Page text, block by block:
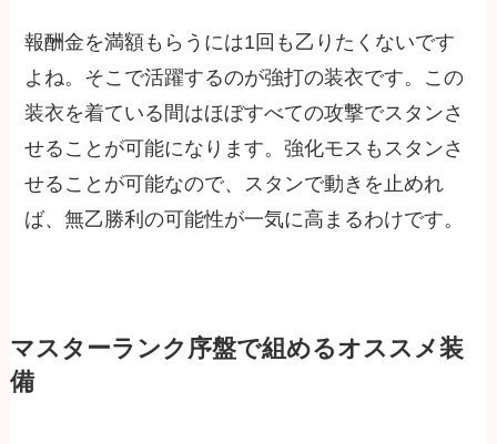
報酬金を満額もらうには1回も乙りたくないです
よね。そこで活躍するのが強打の装衣です。この
装衣を着ている間はほぼすべての攻撃でスタンさ
せることが可能になります。強化モスもスタンさ
せることが可能なので、スタンで動きを止めれ
ば、無乙勝利の可能性が一気に高まるわけです。
マスターランク序盤で組めるオススメ装
備